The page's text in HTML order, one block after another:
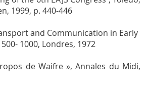
1999, p. 440-446
and Communication in Early
500- 1000, Londres, 1972
de Waifre »,Annales du Midi,